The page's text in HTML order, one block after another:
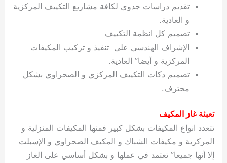
تقديم دراسات جدوى لكافة مشاريع التكييف المركزية
و العادية.
تصميم كل انظمة التكييف
الإشراف الهندسي على تنفيذ و تركيب المكيفات
المركزية و أيضا” العادية.
تصميم دكات التكييف المركزي و الصحراوي بشكل
محترف.
تعبئة غاز المكيف
تتعدد انواع المكيفات بشكل كبير فمنها المكيفات المنزلية و
المركزية و مكيفات الشباك و المكيف الصحراوي و الإسبلت
إلا أنها جميعا” تعتمد في عملها و بشكل أساسي على الغاز